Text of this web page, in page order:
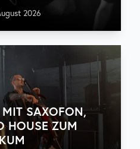
2026
SAXOFON,
HOUSE ZUM